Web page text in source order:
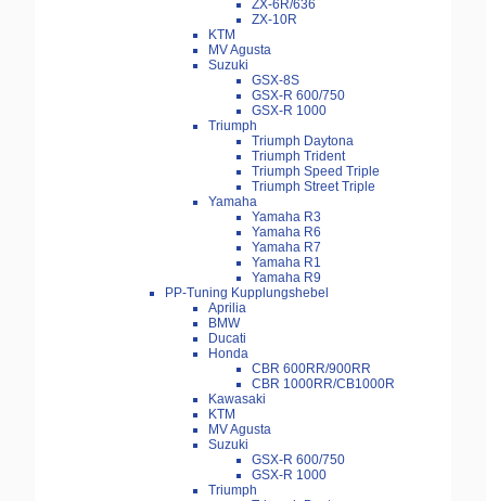
ZX-6R/636
ZX-10R
KTM
MV Agusta
Suzuki
GSX-8S
GSX-R 600/750
GSX-R 1000
Triumph
Triumph Daytona
Triumph Trident
Triumph Speed Triple
Triumph Street Triple
Yamaha
Yamaha R3
Yamaha R6
Yamaha R7
Yamaha R1
Yamaha R9
PP-Tuning Kupplungshebel
Aprilia
BMW
Ducati
Honda
CBR 600RR/900RR
CBR 1000RR/CB1000R
Kawasaki
KTM
MV Agusta
Suzuki
GSX-R 600/750
GSX-R 1000
Triumph